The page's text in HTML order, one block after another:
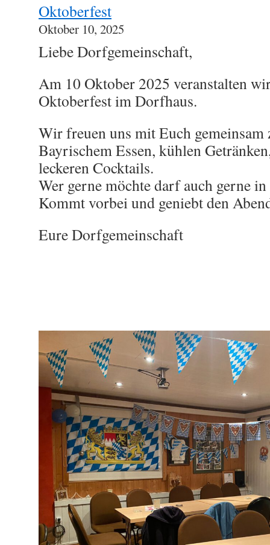
Oktoberfest
Oktober 10, 2025
Liebe Dorfgemeinschaft,
Am 10 Oktober 2025 veranstalten
Oktoberfest im Dorfhaus.
Wir freuen uns mit Euch
Bayrischem Essen, kühlen
leckeren Cocktails.
Wer gerne möchte darf auch gerne
Kommt vorbei und geniebt den
Eure Dorfgemeinschaft